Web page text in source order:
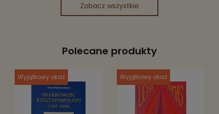
Zobacz wszystkie
Polecane produkty
Wyjątkowy okaz Wyjątkowy okaz